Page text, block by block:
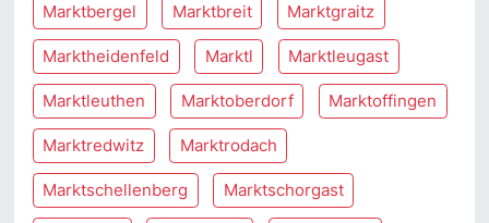
Marktbergel Marktbreit Marktgraitz
Marktheidenfeld Marktl Marktleugast
Marktleuthen Marktoberdorf Marktoffingen
Marktredwitz Marktrodach
Marktschellenberg Marktschorgast